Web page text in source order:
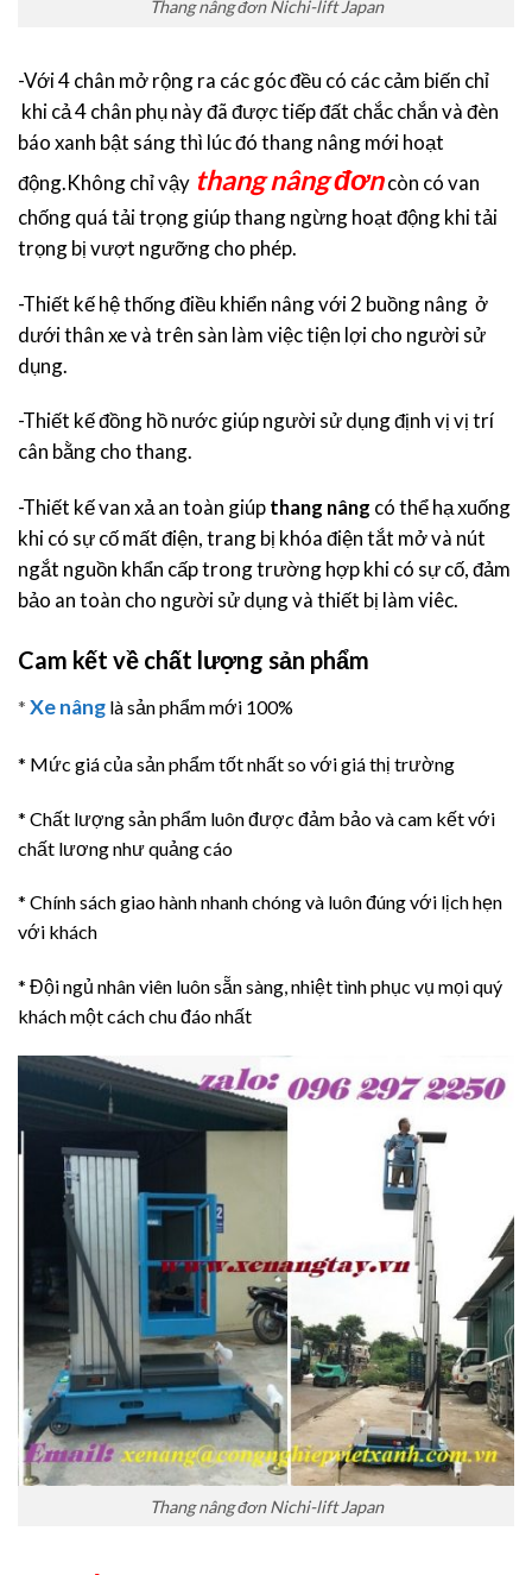
Thang nâng đơn Nichi-lift Japan
-Với 4 chân mở rộng ra các góc đều có các cảm biến chỉ
khi cả 4 chân phụ này đã được tiếp đất chắc chắn và đèn
báo xanh bật sáng thì lúc đó thang nâng mới hoạt
động.Không chỉ vậy thang nâng đơncòn có van
chống quá tải trọng giúp thang ngừng hoạt động khi tải
trọng bị vượt ngưỡng cho phép.
-Thiết kế hệ thống điều khiển nâng với 2 buồng nâng ở
dưới thân xe và trên sàn làm việc tiện lợi cho người sử
dụng.
-Thiết kế đồng hồ nước giúp người sử dụng định vị vị trí
cân bằng cho thang.
-Thiết kế van xả an toàn giúpthang nâng có thể hạ xuống
khi có sự cố mất điện, trang bị khóa điện tắt mở và nút
ngắt nguồn khẩn cấp trong trường hợp khi có sự cố, đảm
bảo an toàn cho người sử dụng và thiết bị làm viêc.
Cam kết về chất lượng sản phẩm
* Xe nâng là sản phẩm mới 100%
* Mức giá của sản phẩm tốt nhất so với giá thị trường
* Chất lượng sản phẩm luôn được đảm bảo và cam kết với
chất lương như quảng cáo
* Chính sách giao hành nhanh chóng và luôn đúng với lịch hẹn
với khách
* Đội ngủ nhân viên luôn sẵn sàng, nhiệt tình phục vụ mọi quý
khách một cách chu đáo nhất
Thang nâng đơn Nichi-lift Japan